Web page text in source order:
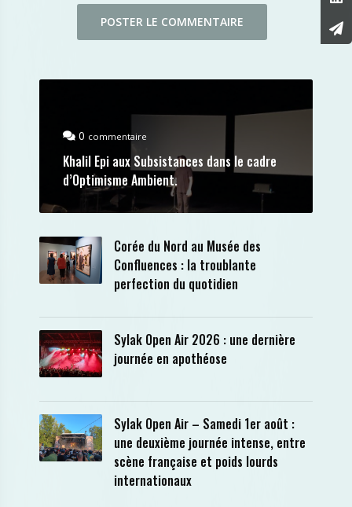
0 commentaire
Khalil Epi aux Subsistances dans le cadre
d’Optimisme Ambient.
Corée du Nord au Musée des
Confluences : la troublante
perfection du quotidien
Sylak Open Air 2026 : une dernière
journée en apothéose
Sylak Open Air – Samedi 1er août :
une deuxième journée intense, entre
scène française et poids lourds
internationaux